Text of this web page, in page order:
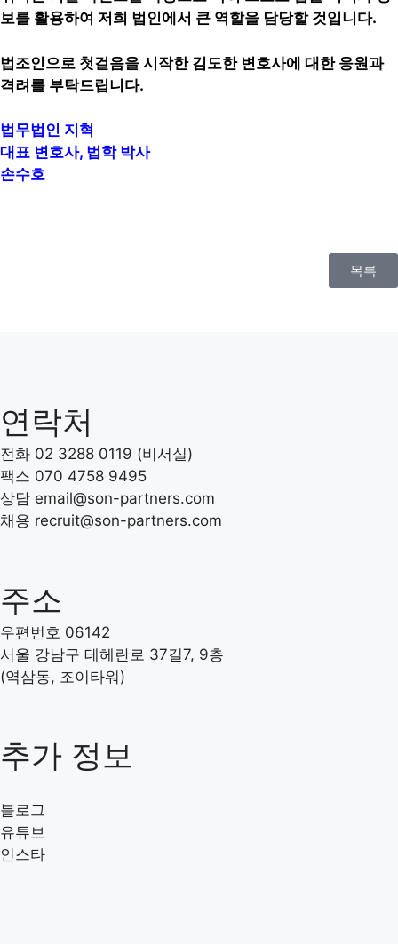
보를 활용하여 저희 법인에서 큰 역할을 담당할 것입니다.
법조인으로 첫걸음을 시작한 김도한 변호사에 대한 응원과
격려를 부탁드립니다.
법무법인 지혁
대표 변호사, 법학 박사
손수호
목록
연락처
전화 02 3288 0119 (비서실)
팩스 070 4758 9495
상담 email@son-partners.com
채용 recruit@son-partners.com
주소
우편번호 06142
서울 강남구 테헤란로 37길7, 9층
(역삼동, 조이타워)
추가 정보
블로그
유튜브
인스타